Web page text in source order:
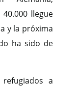
llegue
y la próxima
ha sido de
a